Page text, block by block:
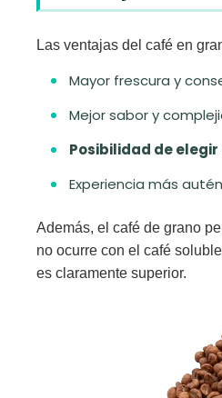
Las ventajas del café en
Mayor frescura y
Mejor sabor y
Posibilidad de
Experiencia más
Además, el café de grano
no ocurre con el café
es claramente superior.